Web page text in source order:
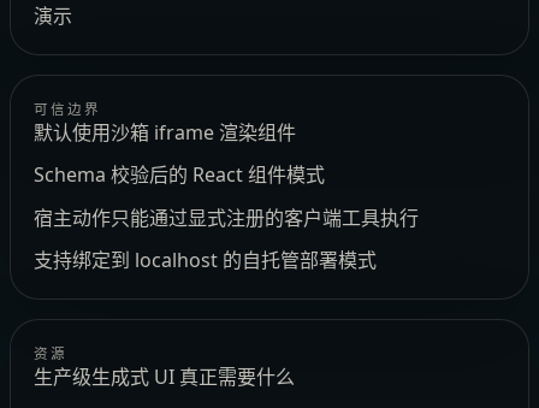
演示
可信边界
默认使用沙箱 iframe 渲染组件
Schema 校验后的 React 组件模式
宿主动作只能通过显式注册的客户端工具执行
支持绑定到 localhost 的自托管部署模式
资源
生产级生成式 UI 真正需要什么